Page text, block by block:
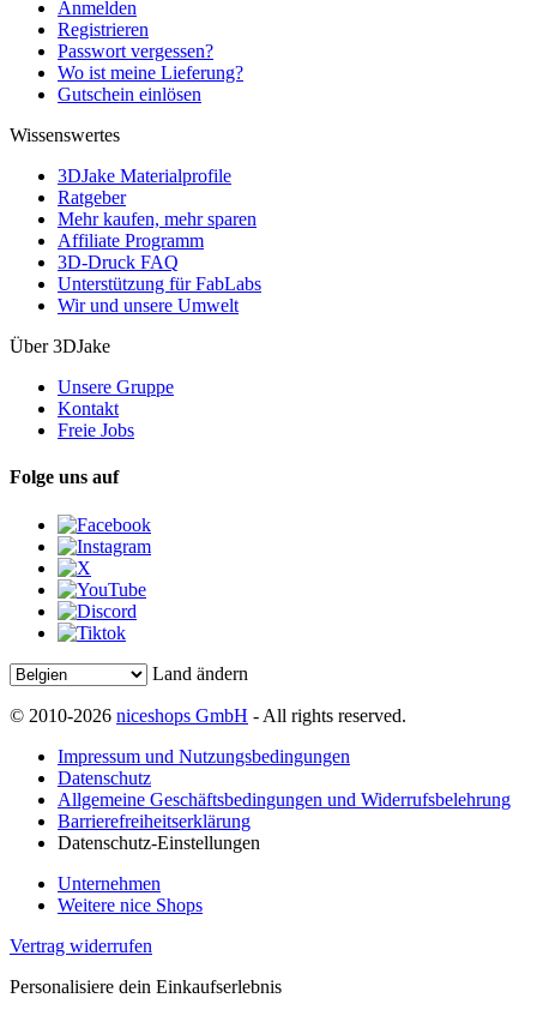
Anmelden
Registrieren
Passwort vergessen?
Wo ist meine Lieferung?
Gutschein einlösen
Wissenswertes
3DJake Materialprofile
Ratgeber
Mehr kaufen, mehr sparen
Affiliate Programm
3D-Druck FAQ
Unterstützung für FabLabs
Wir und unsere Umwelt
Über 3DJake
Unsere Gruppe
Kontakt
Freie Jobs
Folge uns auf
Land ändern
© 2010-2026 niceshops GmbH - All rights reserved.
Impressum und Nutzungsbedingungen
Datenschutz
Allgemeine Geschäftsbedingungen und Widerrufsbelehrung
Barrierefreiheitserklärung
Datenschutz-Einstellungen
Unternehmen
Weitere nice Shops
Vertrag widerrufen
Personalisiere dein Einkaufserlebnis